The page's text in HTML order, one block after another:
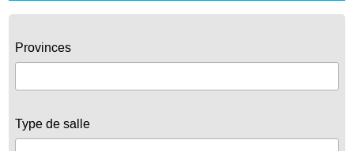
Provinces
Type de salle